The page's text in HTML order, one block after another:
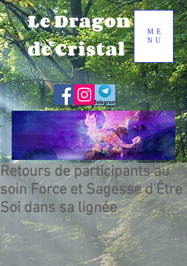
Le Dragon
de Cristal
ME
NU
Retours de participants au
soin Force et Sagesse d'Être
Soi dans sa lignée